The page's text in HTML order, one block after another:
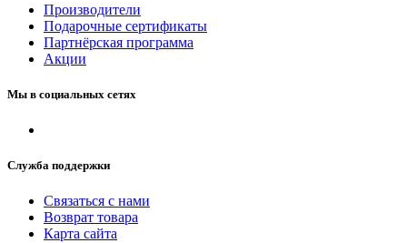
Производители
Подарочные сертификаты
Партнёрская программа
Акции
Мы в социальных сетях
Служба поддержки
Связаться с нами
Возврат товара
Карта сайта